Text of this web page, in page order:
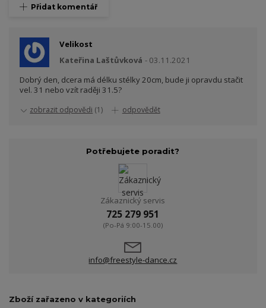
Přidat komentář
Velikost
Kateřina Laštůvková
03.11.2021
Dobrý den, dcera má délku stélky 20cm, bude ji opravdu stačit
vel. 31 nebo vzít raději 31.5?
zobrazit odpovědi (1) odpovědět
Potřebujete poradit?
Zákaznický servis
725 279 951
(Po-Pá 9:00-15.00)
info@freestyle-dance.cz
Zboží zařazeno v kategoriích